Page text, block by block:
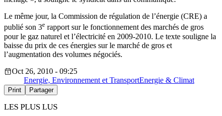
Le même jour, la Commission de régulation de l’énergie (CRE) a
publié son 3e rapport sur le fonctionnement des marchés de gros
pour le gaz naturel et l’électricité en 2009-2010. Le texte souligne la
baisse du prix de ces énergies sur le marché de gros et
l’augmentation des volumes négociés.
Oct 26, 2010 - 09:25
Energie, Environnement et TransportEnergie & Climat
Print Partager
LES PLUS LUS